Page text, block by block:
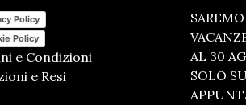
Policy
Policy
e Condizioni
e Resi
AL 30
SOLO